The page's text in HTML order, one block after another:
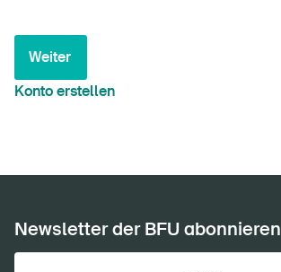
Weiter
Konto erstellen
Newsletter der BFU abonnieren